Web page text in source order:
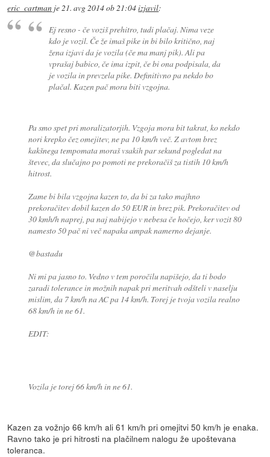
eric_cartman je 21. avg 2014 ob 21:04izjavil:
Ej resno - če voziš prehitro, tudi plačaj. Nima veze
kdo je vozil. Če že imaš pike in bi bilo kritično, naj
žena izjavi da je vozila (če ma manj pik). Ali pa
vprašaj babico, če ima izpit, če bi ona podpisala, da
je vozila in prevzela pike. Definitivno pa nekdo bo
plačal. Kazen pač mora biti vzgojna.
Pa smo spet pri moralizatorjih. Vzgoja mora bit takrat, ko nekdo
nori krepko čez omejitev, ne pa 10 km/h več. Z avtom brez
kakšnega tempomata moraš vsakih par sekund pogledat na
števec, da slučajno po pomoti ne prekoračiš za tistih 10 km/h
hitrost.
Zame bi bila vzgojna kazen to, da bi za tako majhno
prekoračitev dobil kazen do 50 EUR in brez pik. Prekoračitev od
30 kmh/h naprej, pa naj nabijejo v nebesa če hočejo, ker vozit 80
namesto 50 pač ni več napaka ampak namerno dejanje.
@bastadu
Ni mi pa jasno to. Vedno v tem poročilu napišejo, da ti bodo
zaradi tolerance in možnih napak pri meritvah odšteli v naselju
mislim, da 7 km/h na AC pa 14 km/h. Torej je tvoja vozila realno
68 km/h in ne 61.
EDIT:
Vozila je torej 66 km/h in ne 61.
Kazen za vožnjo 66 km/h ali 61 km/h pri omejitvi 50 km/h je enaka.
Ravno tako je pri hitrosti na plačilnem nalogu že upoštevana
toleranca.